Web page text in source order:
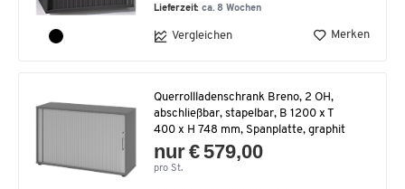
Lieferzeit:ca. 8 Wochen
Vergleichen Merken
Querrollladenschrank Breno, 2 OH,
abschließbar, stapelbar, B 1200 x T
400 x H 748 mm, Spanplatte, graphit
nur € 579,00
pro St.